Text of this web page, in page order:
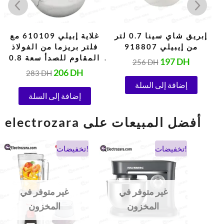
غلاية إبيلي 610109 مع
فلتر بريزما من الفولاذ
المقاوم للصدأ سعة 0.8
لتر
283DH 206DH
إضافة إلى السلة
إبريق شاي سينا ​​0.7 لتر
من إيبيلي 918807
256DH 197DH
إضافة إلى السلة
electrozara أفضل المبيعات على
تخفيضات!
غير متوفر في
المخزون
السعر
الأصلي
هو:
السعر
الحالي
تخفيضات!
غير متوفر في
المخزون
السعر
الأصلي
هو:
1.038 DH.
السعر
الحالي
هو: